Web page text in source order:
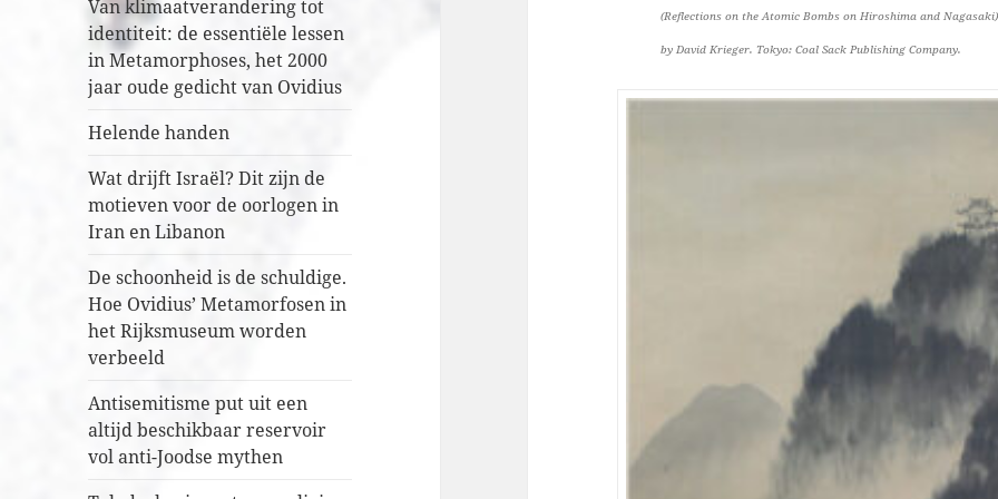
Van klimaatverandering tot
identiteit: de essentiële lessen
in Metamorphoses, het 2000
jaar oude gedicht van Ovidius
Helende handen
Wat drijft Israël? Dit zijn de
motieven voor de oorlogen in
Iran en Libanon
De schoonheid is de schuldige.
Hoe Ovidius’ Metamorfosen in
het Rijksmuseum worden
verbeeld
Antisemitisme put uit een
altijd beschikbaar reservoir
vol anti-Joodse mythen
(Reflections on the Atomic Bombs on Hiroshima and Nagasaki)
by David Krieger. Tokyo: Coal Sack Publishing Company.